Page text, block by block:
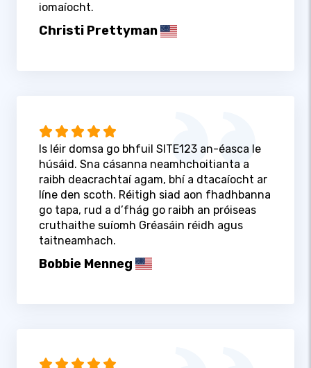
iomaíocht.
Christi Prettyman
Is léir domsa go bhfuil SITE123 an-éasca le
húsáid. Sna cásanna neamhchoitianta a
raibh deacrachtaí agam, bhí a dtacaíocht ar
líne den scoth. Réitigh siad aon fhadhbanna
go tapa, rud a d’fhág go raibh an próiseas
cruthaithe suíomh Gréasáin réidh agus
taitneamhach.
Bobbie Menneg